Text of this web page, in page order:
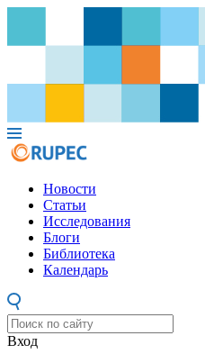
Новости
Статьи
Исследования
Блоги
Библиотека
Календарь
Вход